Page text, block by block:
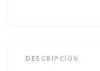
DESCRIPCIÓN